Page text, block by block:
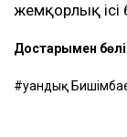
жемқорлық ісі
Достарыңмен
Қуандық